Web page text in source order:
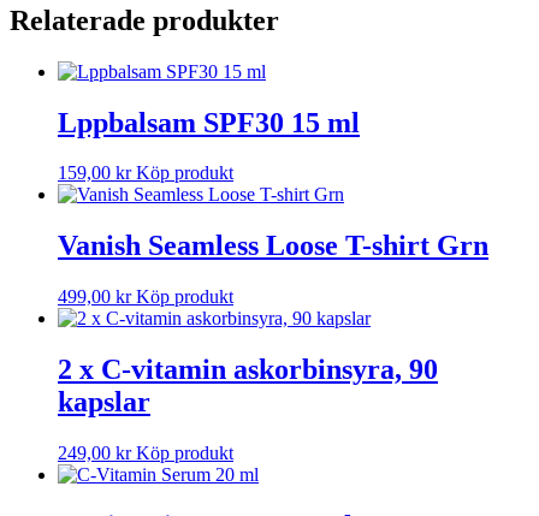
Relaterade produkter
Lppbalsam SPF30 15 ml
159,00 kr Köp produkt
Vanish Seamless Loose T-shirt Grn
499,00 kr Köp produkt
2 x C-vitamin askorbinsyra, 90
kapslar
249,00 kr Köp produkt